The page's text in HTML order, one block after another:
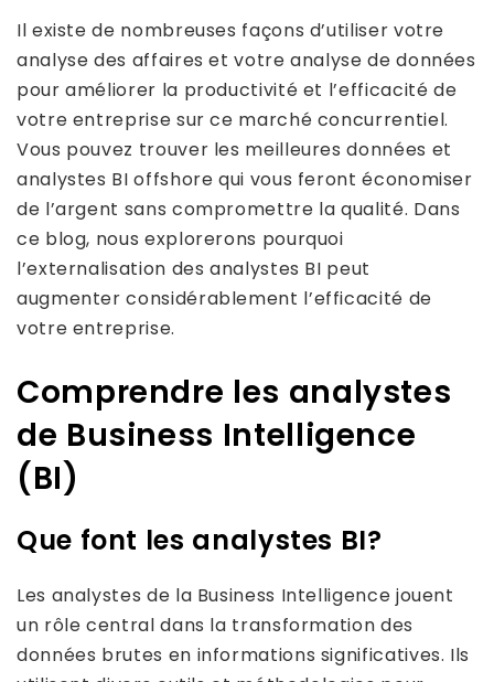
Il existe de nombreuses façons d’utiliser votre
analyse des affaires et votre analyse de données
pour améliorer la productivité et l’efficacité de
votre entreprise sur ce marché concurrentiel.
Vous pouvez trouver les meilleures données et
analystes BI offshore qui vous feront économiser
de l’argent sans compromettre la qualité. Dans
ce blog, nous explorerons pourquoi
l’externalisation des analystes BI peut
augmenter considérablement l’efficacité de
votre entreprise.
Comprendre les analystes
de Business Intelligence
(BI)
Que font les analystes BI?
Les analystes de la Business Intelligence jouent
un rôle central dans la transformation des
données brutes en informations significatives. Ils